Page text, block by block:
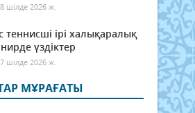
шілде 2026 ж.
теннисші ірі халықаралық
үздіктер
шілде 2026 ж.
МҰРАҒАТЫ